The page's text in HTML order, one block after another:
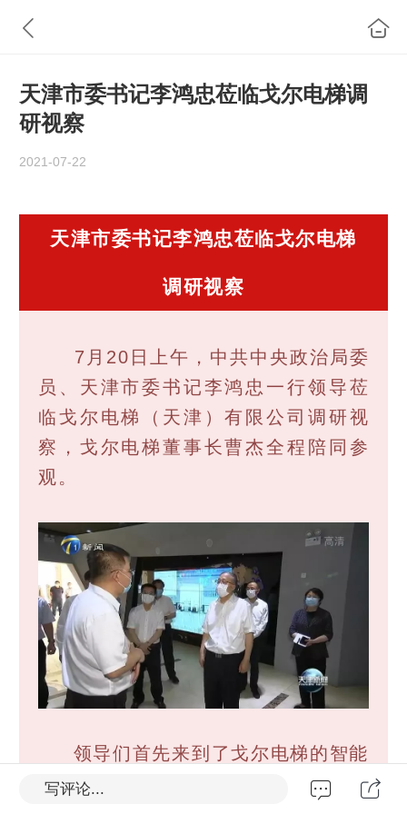
天津市委书记李鸿忠莅临戈尔电梯调
研视察
2021-07-22
天津市委书记李鸿忠莅临戈尔电梯
调研视察
7月20日上午，中共中央政治局委
员、天津市委书记李鸿忠一行领导莅
临戈尔电梯（天津）有限公司调研视
察，戈尔电梯董事长曹杰全程陪同参
观。
领导们首先来到了戈尔电梯的智能
电子展厅， 董事长曹杰详细介绍了企
写评论...